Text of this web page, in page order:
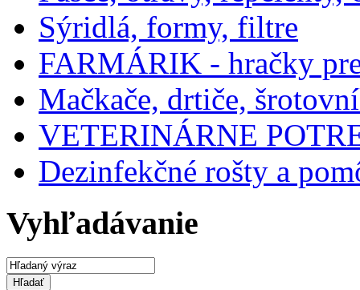
Sýridlá, formy, filtre
FARMÁRIK - hračky
Mačkače, drtiče,
VETERINÁRNE
Dezinfekčné rošty a
Vyhľadávanie